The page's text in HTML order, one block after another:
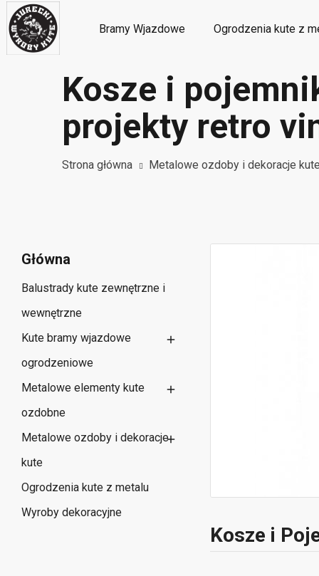
Bramy Wjazdowe Ogrodzenia kute z
Metalowe ozdoby i dekoracje kute
Kosze i
projekty retro
Strona główna Metalowe ozdoby i dekoracje kute
Główna
Balustrady kute zewnętrzne i
wewnętrzne
Kute bramy wjazdowe
ogrodzeniowe

Metalowe elementy kute
ozdobne

Metalowe ozdoby i dekoracje
kute

Ogrodzenia kute z metalu
Wyroby dekoracyjne
Kosze i